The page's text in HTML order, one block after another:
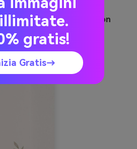
blush vintage generata con
gratis!
Gratis→